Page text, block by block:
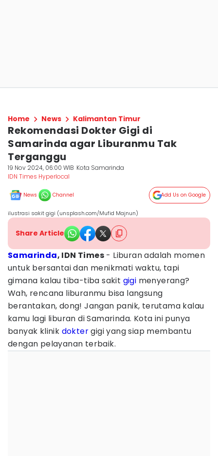
Home News Kalimantan Timur
Rekomendasi Dokter Gigi di
Samarinda agar Liburanmu Tak
Terganggu
19 Nov 2024, 06:00 WIB Kota Samarinda
IDN Times Hyperlocal
News Channel Add Us on Google
ilustrasi sakit gigi (unsplash.com/Mufid Majnun)
Share Article
Samarinda, IDN Times - Liburan adalah momen
untuk bersantai dan menikmati waktu, tapi
gimana kalau tiba-tiba sakit gigi menyerang?
Wah, rencana liburanmu bisa langsung
berantakan, dong! Jangan panik, terutama kalau
kamu lagi liburan di Samarinda. Kota ini punya
banyak klinik doktergigi yang siap membantu
dengan pelayanan terbaik.